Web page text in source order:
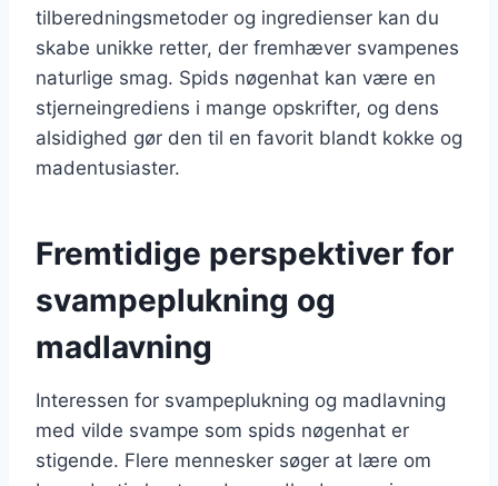
tilberedningsmetoder og ingredienser kan du
skabe unikke retter, der fremhæver svampenes
naturlige smag. Spids nøgenhat kan være en
stjerneingrediens i mange opskrifter, og dens
alsidighed gør den til en favorit blandt kokke og
madentusiaster.
Fremtidige perspektiver for
svampeplukning og
madlavning
Interessen for svampeplukning og madlavning
med vilde svampe som spids nøgenhat er
stigende. Flere mennesker søger at lære om